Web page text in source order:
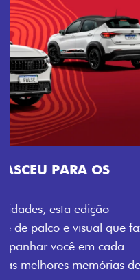
VISUAL COM
festival: série
soleira temática que
enquanto os detalhes
rodas de liga-leve aro
Previous